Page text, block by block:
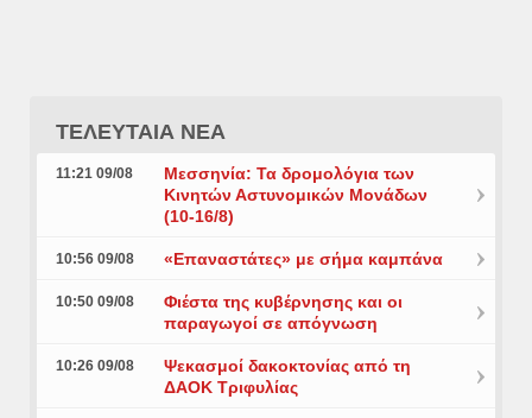
ΤΕΛΕΥΤΑΙΑ ΝΕΑ
11:21 09/08
Μεσσηνία: Τα δρομολόγια των
Κινητών Αστυνομικών Μονάδων
(10-16/8)
10:56 09/08 «Επαναστάτες» με σήμα καμπάνα
10:50 09/08
Φιέστα της κυβέρνησης και οι
παραγωγοί σε απόγνωση
10:26 09/08
Ψεκασμοί δακοκτονίας από τη
ΔΑΟΚ Τριφυλίας